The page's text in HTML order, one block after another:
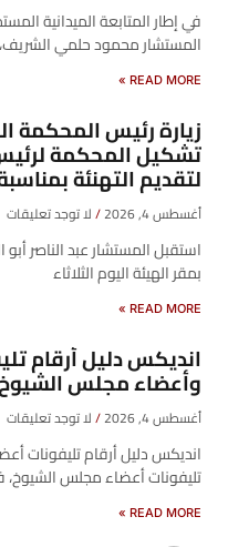
في إطار المتابعة الميدانية
المستشار محمود حلمي الشريف،
READ MORE »
زيارة رئيس المحكمة
تشكيل المحكمة
لتقديم التهنئة
أغسطس 4, 2026 لا توجد تعليقات
​استقبل المستشار عبد الناصر أبو
بمقر الهيئة اليوم الثلاثاء
READ MORE »
انديكس دليل أرقام
وأعضاء مجلس
أغسطس 4, 2026 لا توجد تعليقات
انديكس دليل أرقام تليفونات
تليفونات أعضاء مجلس
READ MORE »